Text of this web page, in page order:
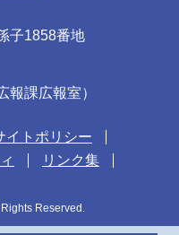
子1858番地
報課広報室）
イトポリシー
リンク集
Reserved.